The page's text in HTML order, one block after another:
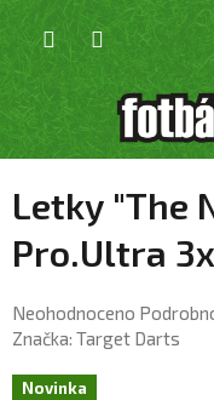
Přejít
obsah
Letky "The
Pro.Ultra
Průměrné
hodnocení
je
Neohodnoceno
Značka: Target Darts
Novinka